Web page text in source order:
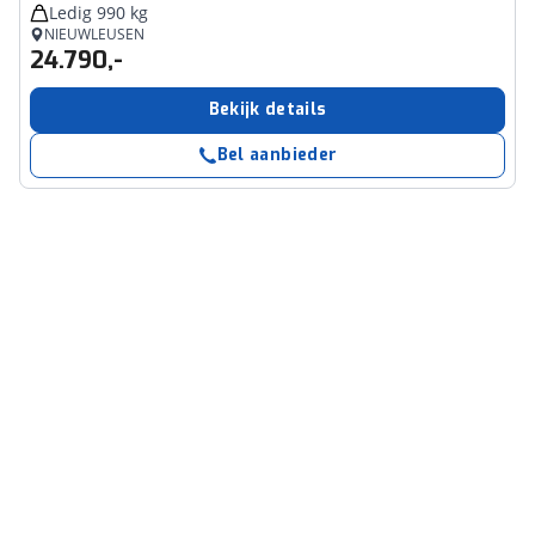
Ledig 990 kg
NIEUWLEUSEN
24.790,-
Bekijk details
Bel aanbieder